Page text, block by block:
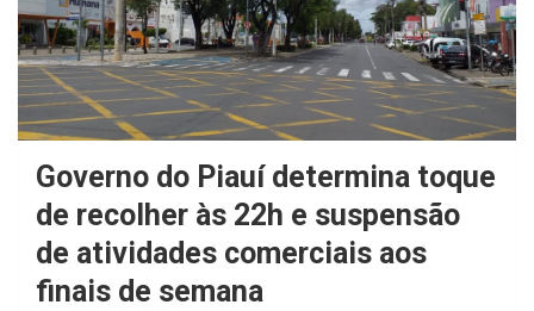
Governo do Piauí determina toque
de recolher às 22h e suspensão
de atividades comerciais aos
finais de semana